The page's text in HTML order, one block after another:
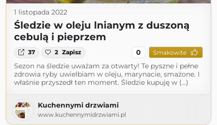
1 listopada 2022
Śledzie w oleju lnianym z duszoną
cebulą i pieprzem
37 2 Zapisz 0 Smakowite
Sezon na śledzie uważam za otwarty! Te pyszne i pełne
zdrowia ryby uwielbiam w oleju, marynacie, smażone. I
właśnie przyszedł ten moment. Śledzie kupuję w (...)
Kuchennymi drzwiami
www.kuchennymidrzwiami.pl